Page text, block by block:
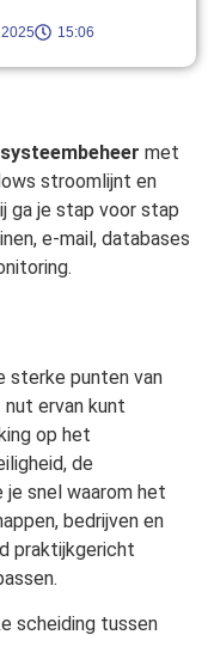
15:06
met
stroomlijnt en
ga je stap voor stap
e-mail, databases
sterke punten van
ervan kunt
op het
de
je snel waarom het
bedrijven en
praktijkgericht
scheiding tussen